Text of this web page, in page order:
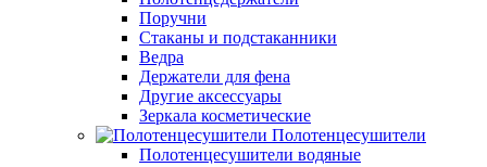
Поручни
Стаканы и подстаканники
Ведра
Держатели для фена
Другие аксессуары
Зеркала косметические
Полотенцесушители
Полотенцесушители водяные